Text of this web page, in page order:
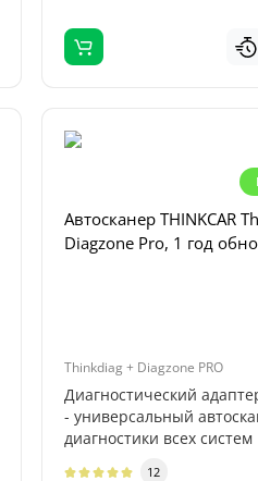
Автосканер THINKCAR
Diagzone Pro, 1 год
Thinkdiag + Diagzone PRO
Диагностический
- универсальный
диагностики всех систем
12